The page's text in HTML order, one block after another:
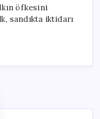
öfkesini
sandıkta iktidarı